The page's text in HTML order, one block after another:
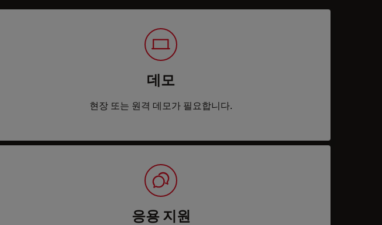
데모
현장 또는 원격 데모가 필요합니다.
응용 지원